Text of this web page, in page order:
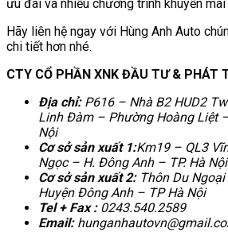
ưu đãi và nhiều chương trình khuyến
Hãy liên hệ ngay với Hùng Anh Auto
chi tiết hơn nhé.
CTY CỔ PHẦN XNK ĐẦU TƯ & PHÁT
Địa chỉ:P616 – Nhà B2 HUD2
Linh Đàm – Phường Hoàng Liệt
Nội
Cơ sở sản xuất 1:Km19 – QL3
Ngọc – H. Đông Anh – TP. Hà Nội
Cơ sở sản xuất 2:Thôn Du
Huyện Đông Anh – TP Hà Nội
Tel + Fax :0243.540.2589
Email: